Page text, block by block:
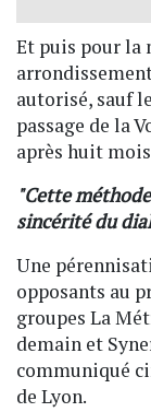
Et puis pour la
autorisé, sauf
passage de la
après huit
"Cette
sincérité du
Une
opposants au
groupes La
demain et
communiqué
de Lyon.